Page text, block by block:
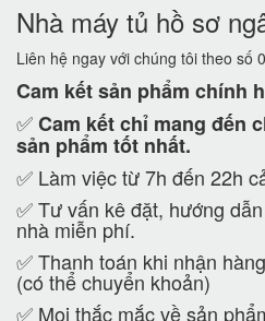
Nhà máy tủ hồ sơ
Liên hệ ngay với chúng tôi theo số
Cam kếtsản phẩm chính
✅Cam kếtchỉ mang đến
sản phẩm tốt nhất.
✅ Làm việc từ 7h đến 22h
✅ Tư vấn kê đặt, hướng
nhà miễn phí.
✅ Thanh toán khi nhận
(có thể chuyển khoản)
✅ Mọi thắc mắc về sản